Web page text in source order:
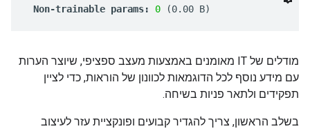
מודלים של IT מאומנים באמצעות מעצב ספציפי, שיוצר הערות
עם מידע נוסף לכל הדוגמאות לכוונון של הוראות, כדי לציין
תפקידים ולתאר פניות בשיחה.
בשלב הראשון, צריך להגדיר קבועים ופונקציית עזר לעיצוב